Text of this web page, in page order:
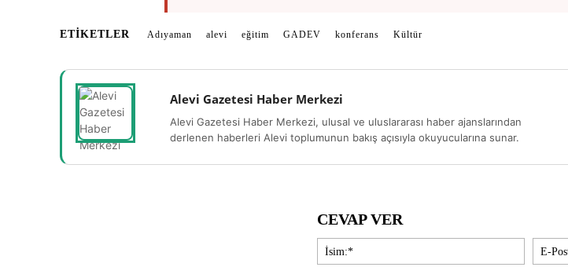
ETIKETLER Adıyaman alevi eğitim GADEV konferans Kültür
Alevi Gazetesi Haber Merkezi
Alevi Gazetesi Haber Merkezi, ulusal ve uluslararası haber ajanslarından
derlenen haberleri Alevi toplumunun bakış açısıyla okuyucularına sunar.
CEVAP VER
İsim:*